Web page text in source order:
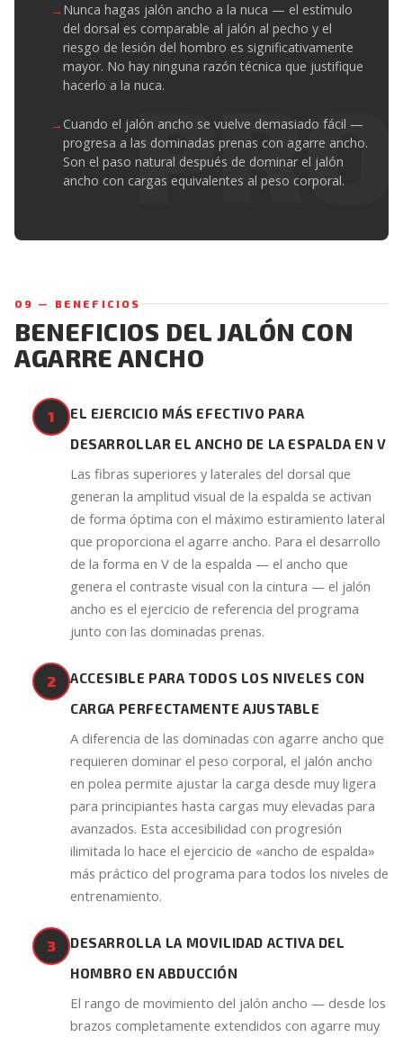
Nunca hagas jalón ancho a la nuca — el estímulo
del dorsal es comparable al jalón al pecho y el
riesgo de lesión del hombro es significativamente
mayor. No hay ninguna razón técnica que justifique
hacerlo a la nuca.
Cuando el jalón ancho se vuelve demasiado fácil —
progresa a las dominadas prenas con agarre ancho.
Son el paso natural después de dominar el jalón
ancho con cargas equivalentes al peso corporal.
09 — BENEFICIOS
BENEFICIOS DEL JALÓN CON
AGARRE ANCHO
1
EL EJERCICIO MÁS EFECTIVO PARA
DESARROLLAR EL ANCHO DE LA ESPALDA EN V
Las fibras superiores y laterales del dorsal que
generan la amplitud visual de la espalda se activan
de forma óptima con el máximo estiramiento lateral
que proporciona el agarre ancho. Para el desarrollo
de la forma en V de la espalda — el ancho que
genera el contraste visual con la cintura — el jalón
ancho es el ejercicio de referencia del programa
junto con las dominadas prenas.
2
ACCESIBLE PARA TODOS LOS NIVELES CON
CARGA PERFECTAMENTE AJUSTABLE
A diferencia de las dominadas con agarre ancho que
requieren dominar el peso corporal, el jalón ancho
en polea permite ajustar la carga desde muy ligera
para principiantes hasta cargas muy elevadas para
avanzados. Esta accesibilidad con progresión
ilimitada lo hace el ejercicio de «ancho de espalda»
más práctico del programa para todos los niveles de
entrenamiento.
3
DESARROLLA LA MOVILIDAD ACTIVA DEL
HOMBRO EN ABDUCCIÓN
El rango de movimiento del jalón ancho — desde los
brazos completamente extendidos con agarre muy